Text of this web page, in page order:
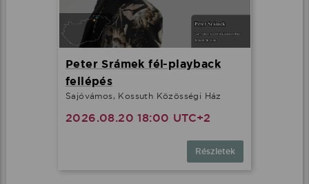
Peter Srámek fél-playback
fellépés
Sajóvámos, Kossuth Közösségi Ház
2026.08.20 18:00 UTC+2
Részletek